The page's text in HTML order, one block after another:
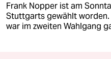
Frank Nopper ist am
Stuttgarts gewählt worden.
war im zweiten Wahlgang